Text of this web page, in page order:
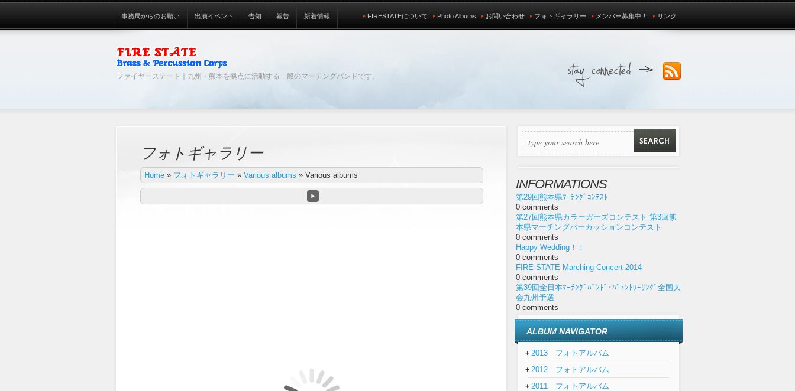
ファイヤーステート｜九州・熊本を拠点に活動する一般のマーチングバンドです。
事務局からのお願い 出演イベント 告知 報告 新着情報 FIRESTATEについて Photo Albums お問い合わせ フォトギャラリー メンバー募集中！ リンク
フォトギャラリー
Home » フォトギャラリー » Various albums » Various albums
INFORMATIONS
第29回熊本県ﾏｰﾁﾝｸﾞｺﾝﾃｽﾄ
0 comments
第27回熊本県カラーガーズコンテスト 第3回熊
本県マーチングパーカッションコンテスト
0 comments
Happy Wedding！！
0 comments
FIRE STATE Marching Concert 2014
0 comments
第39回全日本ﾏｰﾁﾝｸﾞﾊﾞﾝﾄﾞ･ﾊﾞﾄﾝﾄﾜｰﾘﾝｸﾞ全国大
会九州予選
0 comments
ALBUM NAVIGATOR
+ 2013 フォトアルバム
+ 2012 フォトアルバム
+ 2011 フォトアルバム